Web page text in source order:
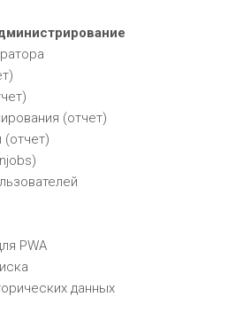
(отчет)
PWA
данных